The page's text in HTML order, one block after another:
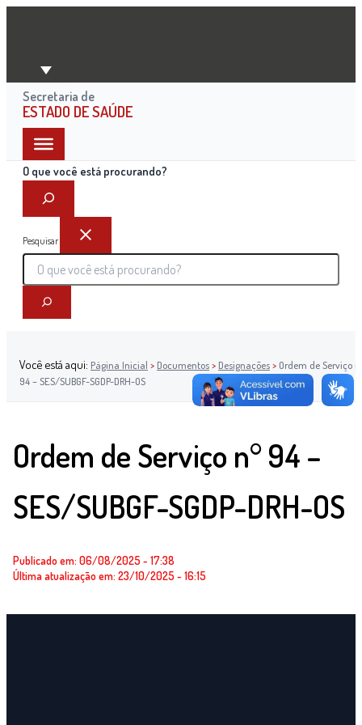
Ir
conteúdo
Secretaria de
ESTADO DE SAÚDE
O que você está procurando?
Pesquisar
Você está aqui: Página Inicial > Documentos> Designações> Ordem de Serviço
94 – SES/SUBGF-SGDP-DRH-OS
Ordem de Serviço n° 94 –
SES/SUBGF-SGDP-DRH-OS
Publicado em: 06/08/2025 - 17:38
Última atualização em: 23/10/2025 - 16:15